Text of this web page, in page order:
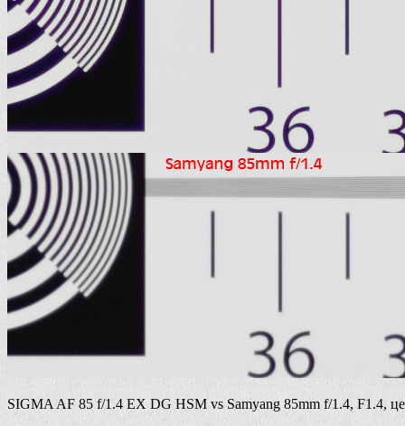
SIGMA AF 85 f/1.4 EX DG HSM vs Samyang 85mm f/1.4, F1.4,